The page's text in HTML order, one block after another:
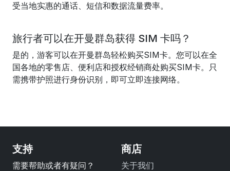
受当地实惠的通话、短信和数据流量费率。
旅行者可以在开曼群岛获得 SIM 卡吗？
是的，游客可以在开曼群岛轻松购买SIM卡。您可以在全
国各地的零售店、便利店和授权经销商处购买SIM卡。只
需携带护照进行身份识别，即可立即连接网络。
支持
需要帮助或者有疑问？
商店
关于我们